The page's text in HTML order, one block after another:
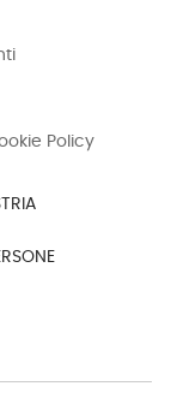
Policy